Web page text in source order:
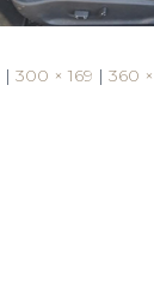
| 300 × 169 | 360